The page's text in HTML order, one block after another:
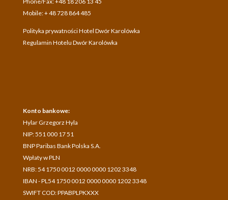
Mobile: + 48 728 864 485
Polityka prywatności Hotel Dwór Karolówka
Regulamin Hotelu Dwór Karolówka
Konto bankowe:
Hylar Grzegorz Hyla
NIP: 551 000 17 51
BNP Paribas Bank Polska S.A.
Wpłaty w PLN
NRB: 54 1750 0012 0000 0000 1202 3348
IBAN - PL54 1750 0012 0000 0000 1202 3348
SWIFT COD: PPABPLPKXXX